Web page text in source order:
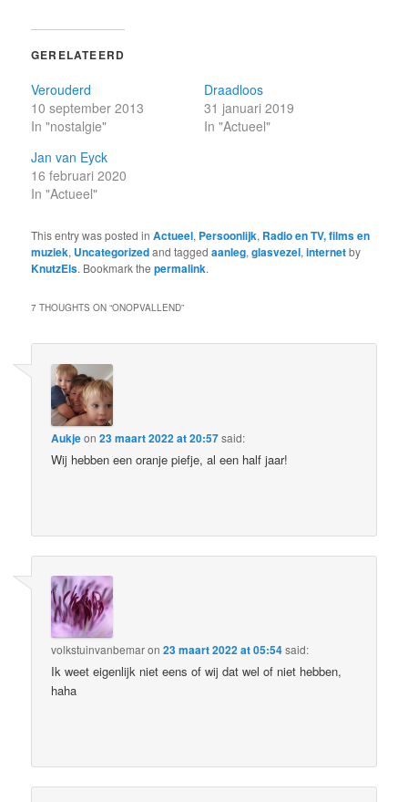
GERELATEERD
Verouderd
10 september 2013
In "nostalgie"
Draadloos
31 januari 2019
In "Actueel"
Jan van Eyck
16 februari 2020
In "Actueel"
This entry was posted inActueel, Persoonlijk, Radio en TV, films en
muziek, Uncategorizedand taggedaanleg,glasvezel,internetby
KnutzEls. Bookmark thepermalink.
7 THOUGHTS ON “ONOPVALLEND”
Aukjeon23 maart 2022 at 20:57said:
Wij hebben een oranje piefje, al een half jaar!
volkstuinvanbemaron23 maart 2022 at 05:54said:
Ik weet eigenlijk niet eens of wij dat wel of niet hebben,
haha